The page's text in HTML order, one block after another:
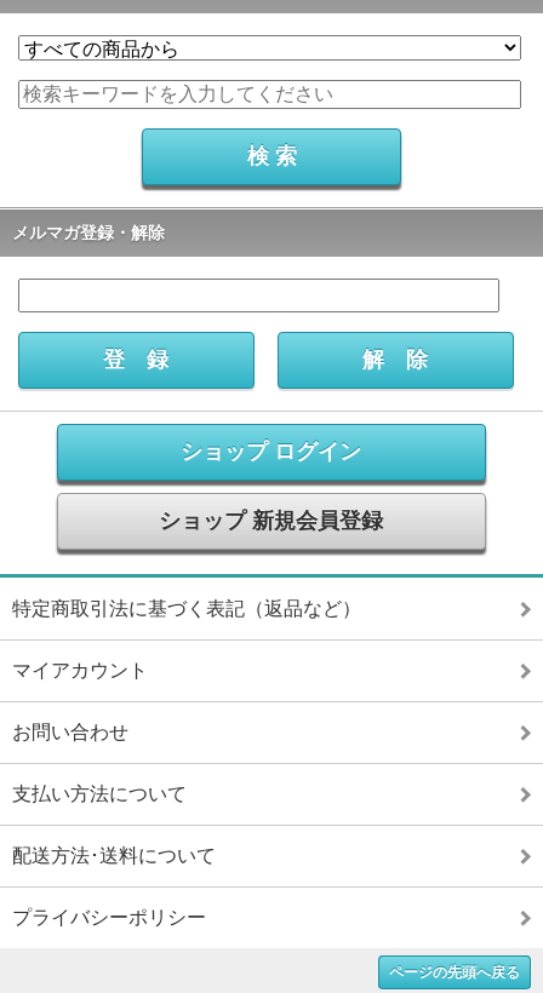
メルマガ登録・解除
ショップ ログイン
ショップ 新規会員登録
特定商取引法に基づく表記（返品など）
マイアカウント
お問い合わせ
支払い方法について
配送方法･送料について
プライバシーポリシー
ページの先頭へ戻る